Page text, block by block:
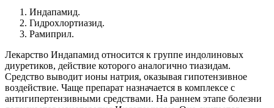
Индапамид.
Гидрохлортиазид.
Рамиприл.
Лекарство Индапамид относится к группе индолиновых
диуретиков, действие которого аналогично тиазидам.
Средство выводит ионы натрия, оказывая гипотензивное
воздействие. Чаще препарат назначается в комплексе с
антигипертензивными средствами. На раннем этапе болезни